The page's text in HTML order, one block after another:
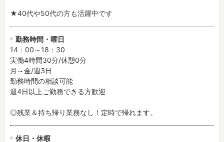
★40代や50代の方も活躍中です
勤務時間・曜日
14：00～18：30
実働4時間30分/休憩0分
月～金/週3日
勤務時間の相談可能
週4日以上ご勤務できる方歓迎
◎残業＆持ち帰り業務なし！定時で帰れます。
休日・休暇